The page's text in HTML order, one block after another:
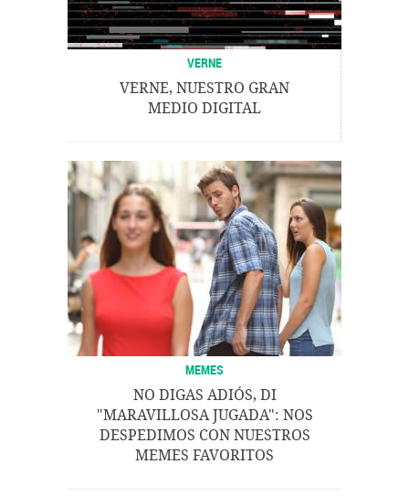
VERNE
VERNE, NUESTRO GRAN
MEDIO DIGITAL
MEMES
NO DIGAS ADIÓS, DI
"MARAVILLOSA JUGADA": NOS
DESPEDIMOS CON NUESTROS
MEMES FAVORITOS